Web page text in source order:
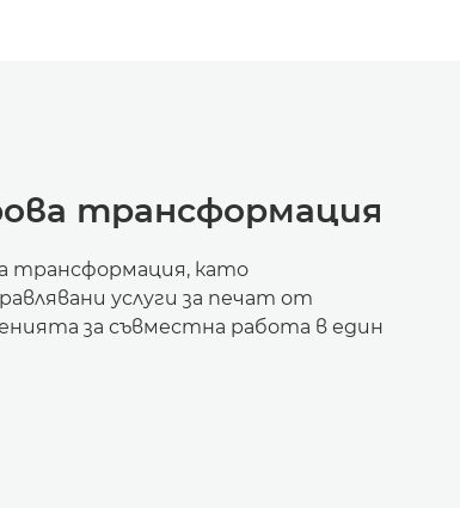
трансформация
трансформация, като
услуги за печат от
за съвместна работа в един